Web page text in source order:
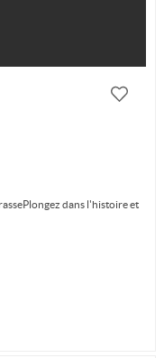
dans l'histoire et